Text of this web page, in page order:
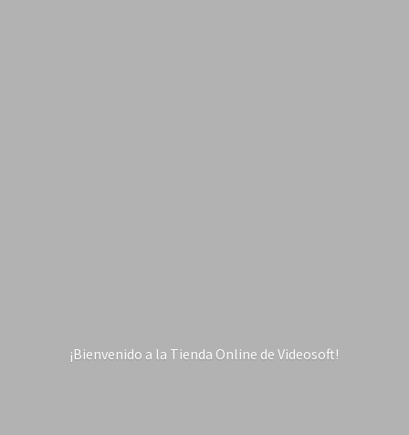
¡Bienvenido a la Tienda Online de Videosoft!